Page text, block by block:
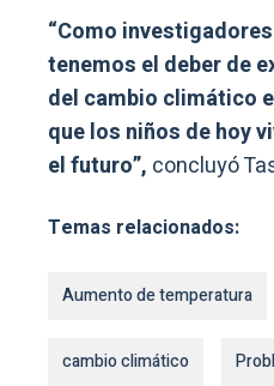
“Como
tenemos el deber de
del cambio climático
que los niños de hoy
el futuro”, concluyó
Temas relacionados:
Aumento de temperatura
cambio climático